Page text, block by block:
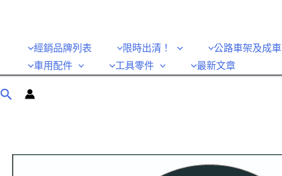
經銷品牌列表 限時出清！ 公路車架及成車
車用配件
工具零件 最新文章